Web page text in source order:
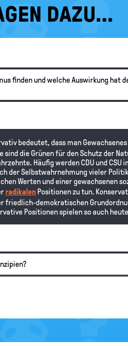
DAZU...
finden und welche Auswirkung hat
bedeutet, dass man
sind die Grünen für den Schutz der
Häufig werden CDU und
der Selbstwahrnehmung vieler
Werten und einer gewachsenen
radikalen Positionen zu tun.
friedlich-demokratischen
Positionen spielen so auch
dazu bitte erst einmal unsere